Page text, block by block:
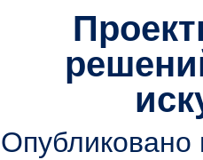
Опубликовано